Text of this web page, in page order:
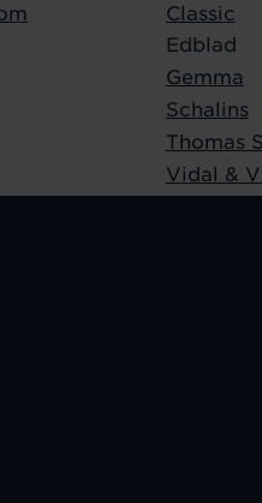
Classic
Edblad
Gemma
Schalins
Thomas
Vidal &